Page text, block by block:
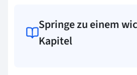
Springe zu einem
Kapitel